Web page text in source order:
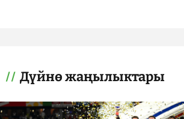
Дүйнө жаңылыктары